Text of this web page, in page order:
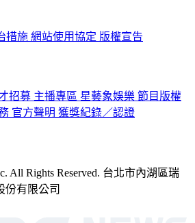
措施 網站使用協定 版權宣告
招募 主播專區 星藝象娛樂 節目版權
官方聲明 獲獎紀錄／認證
All Rights Reserved. 台北市內湖區瑞
份有限公司